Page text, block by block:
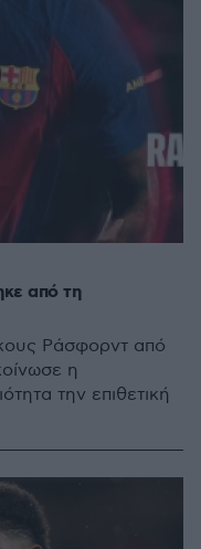
από τη
Ράσφορντ από
η
την επιθετική